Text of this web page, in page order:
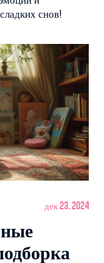
снов!
дек 23, 2024